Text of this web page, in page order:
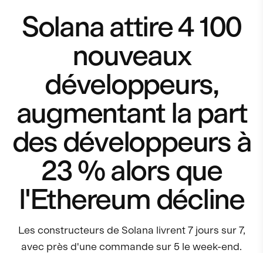
Solana attire 4 100
nouveaux
développeurs,
augmentant la part
des développeurs à
23 % alors que
l'Ethereum décline
Les constructeurs de Solana livrent 7 jours sur 7,
avec près d'une commande sur 5 le week-end.